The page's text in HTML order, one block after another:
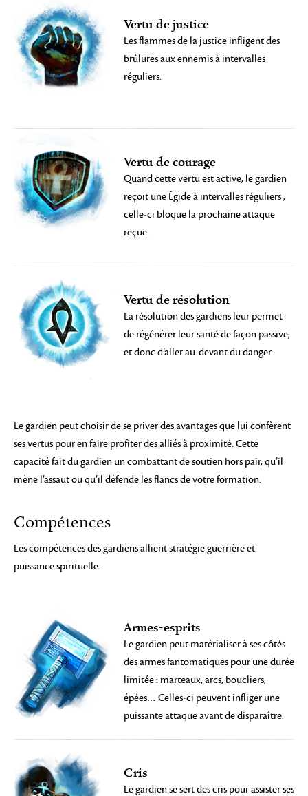
Vertu de justice
Les flammes de la justice infligent des
brûlures aux ennemis à intervalles
réguliers.
Vertu de courage
Quand cette vertu est active, le gardien
reçoit une Égide à intervalles réguliers ;
celle-ci bloque la prochaine attaque
reçue.
Vertu de résolution
La résolution des gardiens leur permet
de régénérer leur santé de façon passive,
et donc d’aller au-devant du danger.
Le gardien peut choisir de se priver des avantages que lui confèrent
ses vertus pour en faire profiter des alliés à proximité. Cette
capacité fait du gardien un combattant de soutien hors pair, qu’il
mène l’assaut ou qu’il défende les flancs de votre formation.
Compétences
Les compétences des gardiens allient stratégie guerrière et
puissance spirituelle.
Armes-esprits
Le gardien peut matérialiser à ses côtés
des armes fantomatiques pour une durée
limitée : marteaux, arcs, boucliers,
épées… Celles-ci peuvent infliger une
puissante attaque avant de disparaître.
Cris
Le gardien se sert des cris pour assister ses